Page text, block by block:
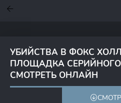
УБИЙСТВА В ФОКС
ПЛОЩАДКА СЕРИЙНОГО
СМОТРЕТЬ ОНЛАЙН
6.6